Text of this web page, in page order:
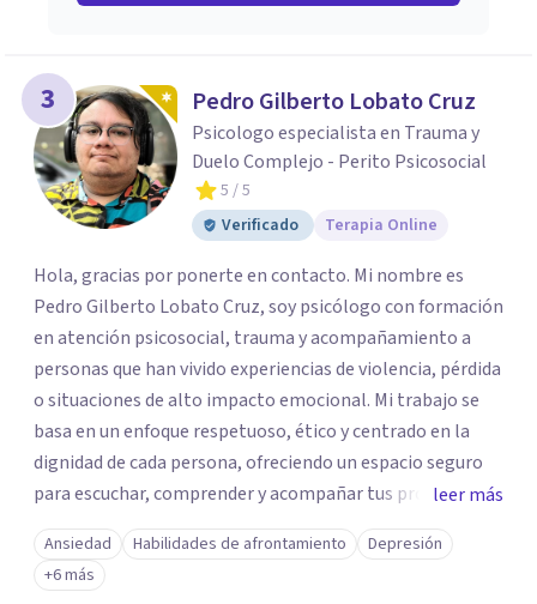
3 Pedro Gilberto Lobato Cruz
Psicologo especialista en Trauma y
Duelo Complejo - Perito Psicosocial
5 / 5
Verificado
Terapia Online
Hola, gracias por ponerte en contacto. Mi nombre es
Pedro Gilberto Lobato Cruz, soy psicólogo con formación
en atención psicosocial, trauma y acompañamiento a
personas que han vivido experiencias de violencia, pérdida
o situaciones de alto impacto emocional. Mi trabajo se
basa en un enfoque respetuoso, ético y centrado en la
dignidad de cada persona, ofreciendo un espacio seguro
para escuchar, comprender y acompañar tus procesos
emocionales a tu propio ritmo. Creo firmemente en la
importancia de construir juntos herramientas que
fortalezcan el bienestar, la autonomía y el sentido de
leer más
Ansiedad Habilidades de afrontamiento
Depresión
+6 más